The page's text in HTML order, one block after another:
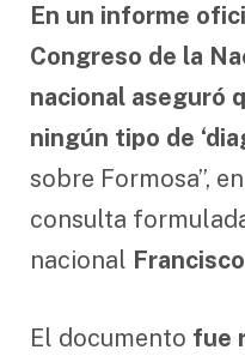
En un informe
Congreso de la
nacional aseguró
ningún tipo de
sobre Formosa”,
consulta
nacional
El documento fue